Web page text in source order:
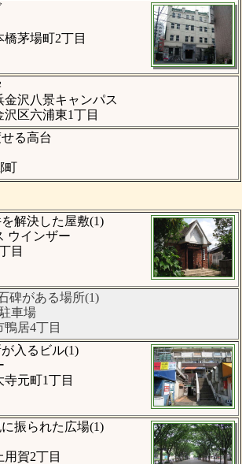
茅場町2丁目
金沢八景キャンパス
区六浦東1丁目
る高台
町
解決した屋敷(1)
ウインザー
目
碑がある場所(1)
車場
居4丁目
入るビル(1)
元町1丁目
振られた広場(1)
賀2丁目